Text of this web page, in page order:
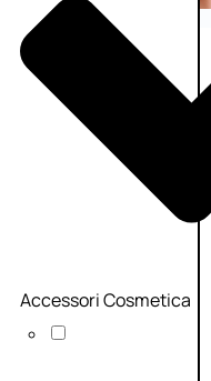
Accessori Cosmetica